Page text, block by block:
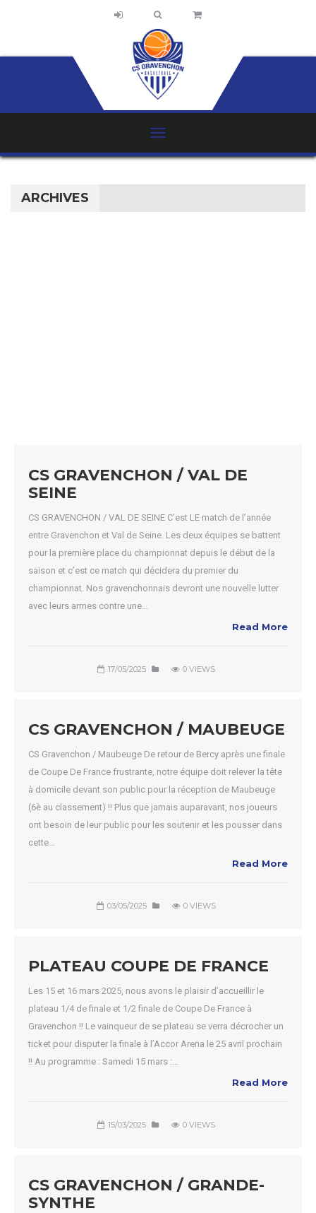
ARCHIVES
CS GRAVENCHON / VAL DE
SEINE
CS GRAVENCHON / VAL DE SEINE C’est LE match de l’année
entre Gravenchon et Val de Seine. Les deux équipes se battent
pour la première place du championnat depuis le début de la
saison et c’est ce match qui décidera du premier du
championnat. Nos gravenchonnais devront une nouvelle lutter
avec leurs armes contre une…
Read More
17/05/2025 0 VIEWS
CS GRAVENCHON / MAUBEUGE
CS Gravenchon / Maubeuge De retour de Bercy après une finale
de Coupe De France frustrante, notre équipe doit relever la tête
à domicile devant son public pour la réception de Maubeuge
(6è au classement) !! Plus que jamais auparavant, nos joueurs
ont besoin de leur public pour les soutenir et les pousser dans
cette…
Read More
03/05/2025 0 VIEWS
PLATEAU COUPE DE FRANCE
Les 15 et 16 mars 2025, nous avons le plaisir d’accueillir le
plateau 1/4 de finale et 1/2 finale de Coupe De France à
Gravenchon !! Le vainqueur de se plateau se verra décrocher un
ticket pour disputer la finale à l’Accor Arena le 25 avril prochain
!! Au programme : Samedi 15 mars :…
Read More
15/03/2025 0 VIEWS
CS GRAVENCHON / GRANDE-
SYNTHE